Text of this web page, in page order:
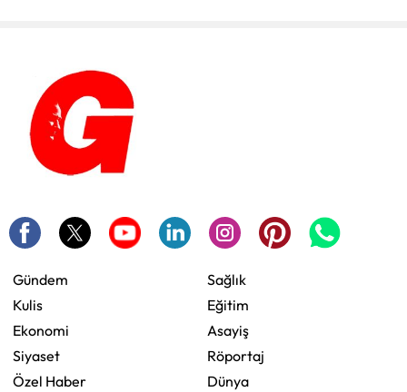
Gündem
Kulis
Ekonomi
Siyaset
Özel Haber
Sağlık
Eğitim
Asayiş
Röportaj
Dünya